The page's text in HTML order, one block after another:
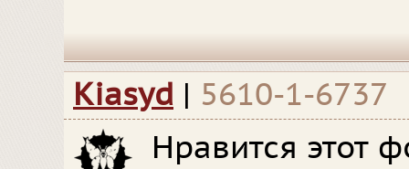
Kiasyd | 5610-1-6737
Нравится этот